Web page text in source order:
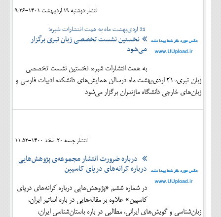
انتشار:دوشنبه 19 ارديبهشت 1401-9:26
21 اردی‌بهشت ماه به همت انتشارات شبره؛
نخستین نشست تخصصی زبان تبری برگزار
می‌شود
به همت انتشارات شبره، نخستین نشست تخصصی
زبان تبری، 21 اردی‌بهشت ماه درسالن همایش‌های دانشکده ادبیات فارسی و
زبان‌های خارجی دانشگاه مازندران برگزار می‌شود
انتشار:جمعه 20 اسفند 1400-11:52
درباره ضرورت انتشار مجموعه‌ی پژوهش‌هایی
درباره کرانه‌های دریای کاسپین
در شماره ششم «پژوهش‌هایی درباره کرانه‌های دریای
کاسپین» علاوه بر مقاله‌هایی در باره اساتیر ایران،
زبان‌شناسی و گویش‌های ایرانی، مطالبی در باره باستان‌شناسی ایران،